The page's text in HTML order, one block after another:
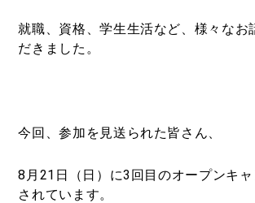
就職、資格、学生生活など、様々なお
だきました。
今回、参加を見送られた皆さん、
8月21日（日）に3回目のオープンキ
されています。